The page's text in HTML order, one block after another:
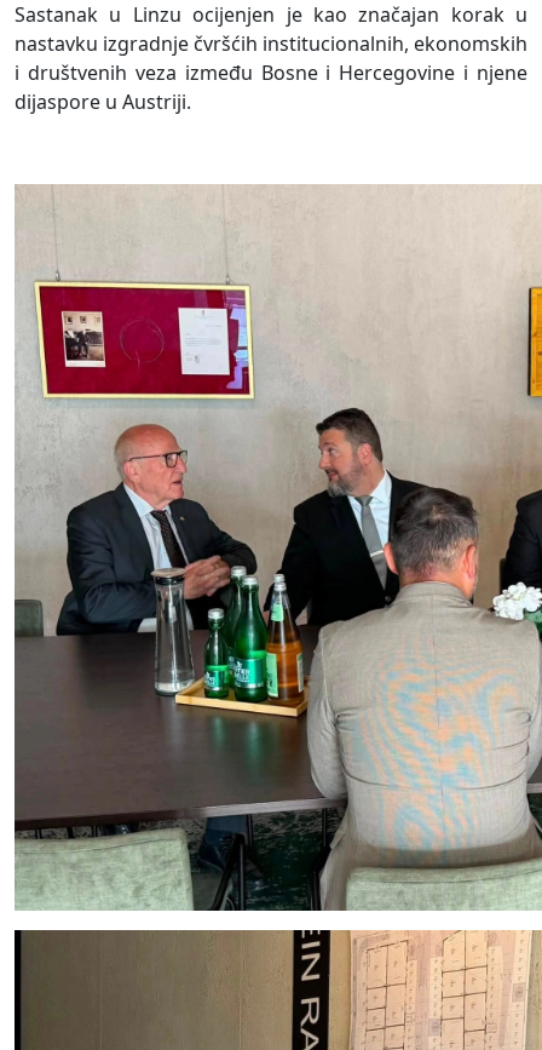
Sastanak u Linzu ocijenjen je kao značajan korak u
nastavku izgradnje čvršćih institucionalnih, ekonomskih
i društvenih veza između Bosne i Hercegovine i njene
dijaspore u Austriji.